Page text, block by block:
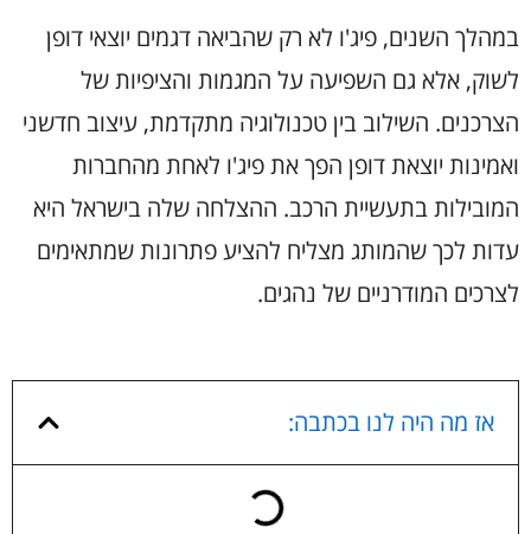
במהלך השנים, פיג'ו לא רק שהביאה דגמים יוצאי דופן
לשוק, אלא גם השפיעה על המגמות והציפיות של
הצרכנים. השילוב בין טכנולוגיה מתקדמת, עיצוב חדשני
ואמינות יוצאת דופן הפך את פיג'ו לאחת מהחברות
המובילות בתעשיית הרכב. ההצלחה שלה בישראל היא
עדות לכך שהמותג מצליח להציע פתרונות שמתאימים
לצרכים המודרניים של נהגים.
אז מה היה לנו בכתבה: